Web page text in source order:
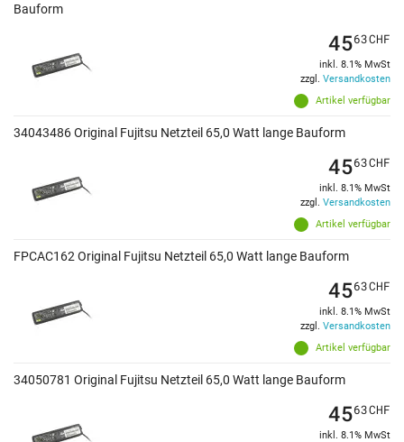
Bauform
Artikel verfügbar
4563CHF
inkl. 8.1% MwSt
zzgl. Versandkosten
34043486 Original Fujitsu Netzteil 65,0 Watt lange Bauform
Artikel verfügbar
4563CHF
inkl. 8.1% MwSt
zzgl. Versandkosten
FPCAC162 Original Fujitsu Netzteil 65,0 Watt lange Bauform
Artikel verfügbar
4563CHF
inkl. 8.1% MwSt
zzgl. Versandkosten
34050781 Original Fujitsu Netzteil 65,0 Watt lange Bauform
4563CHF
inkl. 8.1% MwSt